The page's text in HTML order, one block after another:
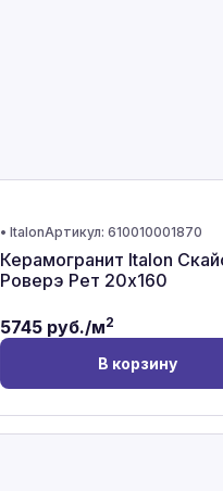
• ItalonАртикул: 610010001870
Керамогранит Italon
Роверэ Рет 20x160
5745руб./м2
В корзину